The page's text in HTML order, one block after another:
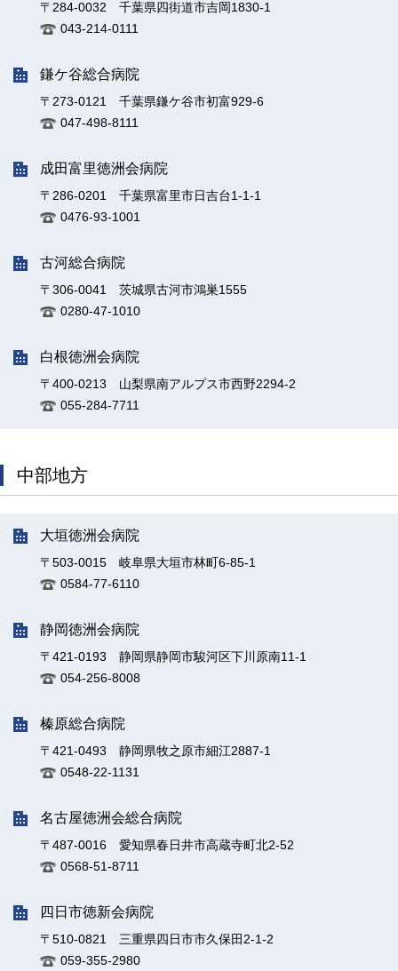
〒284-0032 千葉県四街道市吉岡1830-1
043-214-0111
鎌ケ谷総合病院
〒273-0121 千葉県鎌ケ谷市初富929-6
047-498-8111
成田富里徳洲会病院
〒286-0201 千葉県富里市日吉台1-1-1
0476-93-1001
古河総合病院
〒306-0041 茨城県古河市鴻巣1555
0280-47-1010
白根徳洲会病院
〒400-0213 山梨県南アルプス市西野2294-2
055-284-7711
中部地方
大垣徳洲会病院
〒503-0015 岐阜県大垣市林町6-85-1
0584-77-6110
静岡徳洲会病院
〒421-0193 静岡県静岡市駿河区下川原南11-1
054-256-8008
榛原総合病院
〒421-0493 静岡県牧之原市細江2887-1
0548-22-1131
名古屋徳洲会総合病院
〒487-0016 愛知県春日井市高蔵寺町北2-52
0568-51-8711
四日市徳新会病院
〒510-0821 三重県四日市市久保田2-1-2
059-355-2980